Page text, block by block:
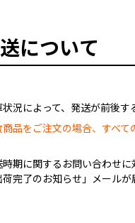
について
状況によって、発送が前後す
商品をご注文の場合、すべ
時期に関するお問い合わせに
荷完了のお知らせ」メール